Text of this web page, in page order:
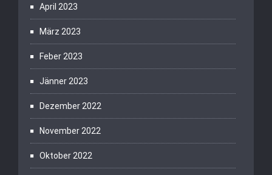
April 2023
März 2023
Feber 2023
Jänner 2023
Dezember 2022
November 2022
Oktober 2022